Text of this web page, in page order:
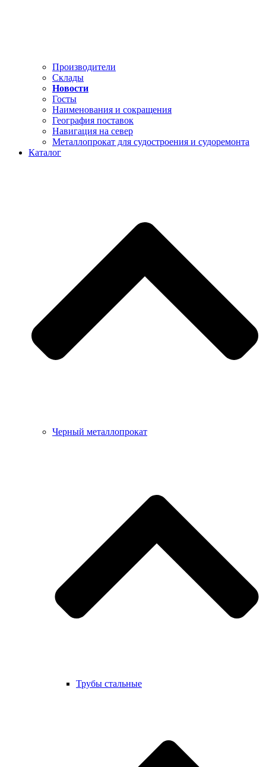
Производители
Склады
Новости
Госты
Наименования и сокращения
География поставок
Навигация на север
Металлопрокат для судостроения и судоремонта
Каталог
Черный металлопрокат
Трубы стальные